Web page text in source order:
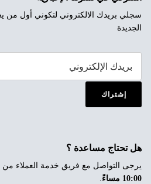
سجلي بريدك الالكتروني لتكوني أول من
الجديدة
إشتراك
هل تحتاج مساعدة ؟
يرجى التواصل مع فريق خدمة العملاء من
10:00 مساءً
.